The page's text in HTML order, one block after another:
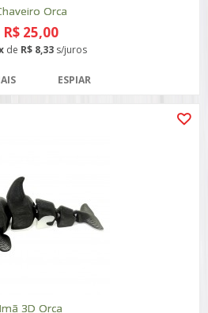
Orca
R$ 25,00
de R$ 8,33s/juros
ESPIAR
Imã 3D Orca